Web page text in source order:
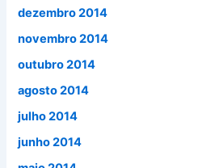
dezembro 2014
novembro 2014
outubro 2014
agosto 2014
julho 2014
junho 2014